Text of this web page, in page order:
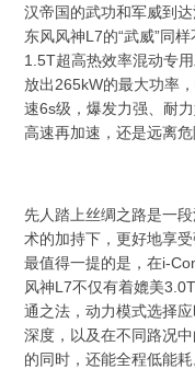
汉帝国的武功和军威到达
东风风神L7的“武威”同
1.5T超高热效率混动专
放出265kW的最大功率
速6s级，爆发力强、耐
高速再加速，还是远离
先人踏上丝绸之路是一
术的加持下，更好地享
最值得一提的是，在i-
风神L7不仅有着媲美
通之法，动力模式选择
深度，以及在不同路况
的同时，还能全程低能耗